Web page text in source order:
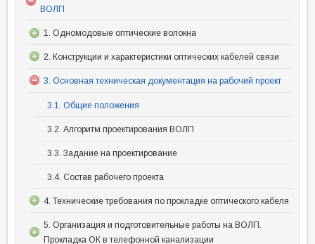
ВОЛП
1. Одномодовые оптические волокна
2. Конструкции и характеристики оптических кабелей связи
3. Основная техническая документация на рабочий проект
3.1. Общие положения
3.2. Алгоритм проектирования ВОЛП
3.3. Задание на проектирование
3.4. Состав рабочего проекта
4. Технические требования по прокладке оптического кабеля
5. Организация и подготовительные работы на ВОЛП.
Прокладка ОК в телефонной канализации